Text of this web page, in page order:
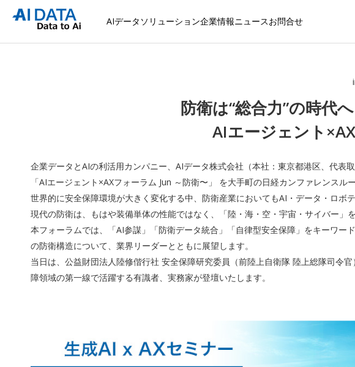
AIデータソリューション企業情報ニュースお問合せ
防衛は“総合力”の時代
AIエージェント
企業データとAIの利活用カンパニー、AIデータ株式会社（本社：東京都港区、代
「AIエージェント×AXフォーラム Jun ～防衛〜」 を大手町の日経カンファレンスル
世界的に安全保障環境が大きく変化する中、防衛産業においてもAI・データ・ロボ
現代の防衛は、もはや装備単体の性能ではなく、「陸・海・空・宇宙・サイバー」
本フォーラムでは、「AI参謀」「防衛データ統合」「自律型安全保障」をキーワ
の防衛構造について、業界リーダーとともに展望します。
当日は、公益財団法人陸修偕行社 安全保障研究委員（前陸上自衛隊 陸上総隊司令
障領域の第一線で活躍する有識者、実務家が登壇いたします。